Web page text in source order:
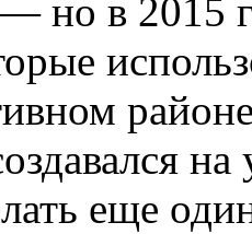
но в 2015
еще